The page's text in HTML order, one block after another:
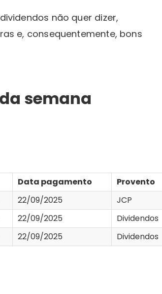
não quer dizer,
e, consequentemente, bons
semana
Data pagamento
Provento
22/09/2025
JCP
22/09/2025
Dividendos
22/09/2025 Dividendos